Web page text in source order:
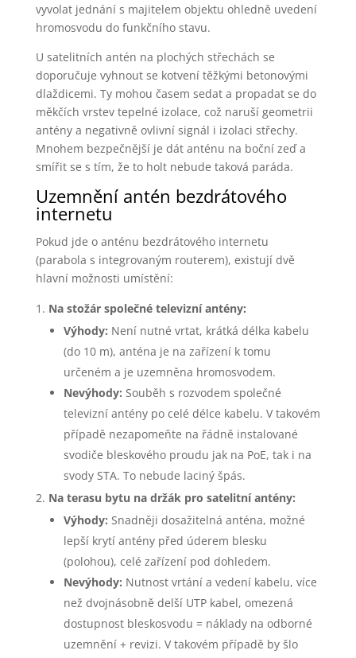
vyvolat jednání s majitelem objektu ohledně uvedení
hromosvodu do funkčního stavu.
U satelitních antén na plochých střechách se
doporučuje vyhnout se kotvení těžkými betonovými
dlaždicemi. Ty mohou časem sedat a propadat se do
měkčích vrstev tepelné izolace, což naruší geometrii
antény a negativně ovlivní signál i izolaci střechy.
Mnohem bezpečnější je dát anténu na boční zeď a
smířit se s tím, že to holt nebude taková paráda.
Uzemnění antén bezdrátového
internetu
Pokud jde o anténu bezdrátového internetu
(parabola s integrovaným routerem), existují dvě
hlavní možnosti umístění:
Na stožár společné televizní antény:
Výhody: Není nutné vrtat, krátká délka kabelu
(do 10 m), anténa je na zařízení k tomu
určeném a je uzemněna hromosvodem.
Nevýhody: Souběh s rozvodem společné
televizní antény po celé délce kabelu. V takovém
případě nezapomeňte na řádně instalované
svodiče bleskového proudu jak na PoE, tak i na
svody STA. To nebude laciný špás.
Na terasu bytu na držák pro satelitní antény:
Výhody: Snadněji dosažitelná anténa, možné
lepší krytí antény před úderem blesku
(polohou), celé zařízení pod dohledem.
Nevýhody: Nutnost vrtání a vedení kabelu, více
než dvojnásobně delší UTP kabel, omezená
dostupnost bleskosvodu = náklady na odborné
uzemnění + revizi. V takovém případě by šlo